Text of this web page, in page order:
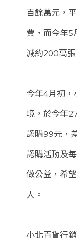
百餘萬元，
費，而今年5
減約200萬張
今年4月初，
境，於今年
認購99元，
認購活動及
做公益，希
人。
小北百貨行